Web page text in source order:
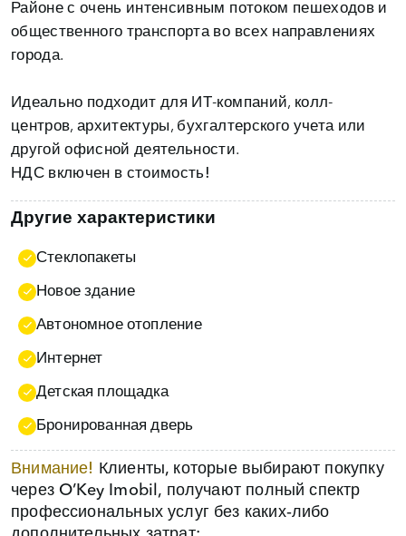
Районе с очень интенсивным потоком пешеходов и
общественного транспорта во всех направлениях
города.
Идеально подходит для ИТ-компаний, колл-
центров, архитектуры, бухгалтерского учета или
НДС включен в стоимость!
Другие характеристики
Стеклопакеты
Новое здание
Автономное отопление
Интернет
Детская площадка
Бронированная дверь
Внимание!
Клиенты, которые выбирают покупку
через O’Key Imobil, получают полный спектр
профессиональных услуг без каких‑либо